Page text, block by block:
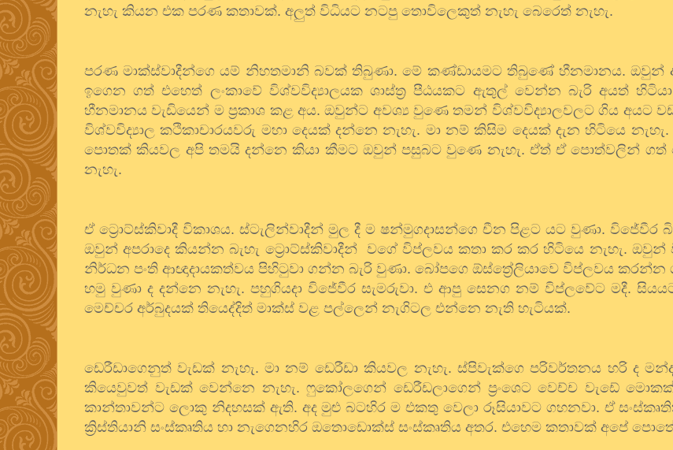
නැහැ කියන එක පරණ කතාවක්. අලුත් විධියට නටපු තොවිලෙකුත් නැහැ බෙරෙත් නැහැ.
පරණ මාක්ස්වාදීන්ගෙ යම් නිහතමානි බවක් තිබුණා.මේ කණ්ඩායමට තිබුණේ හීනමානය.ඔවුන්
ඉගෙන ගත් එහෙත් ලංකාවේ විශ්වවිද්‍යාලයක ශාස්ත්‍ර පීඨයකට ඇතුල් වෙන්න බැරි අයත් හිටියා
හීනමානය වැඩියෙන් ම ප්‍රකාශ කළ අය.ඔවුන්ට අවශ්‍ය වුණෙ තමන් විශ්වවිද්‍යාලවලට ගිය අයට
විශ්වවිද්‍යාල කථිකාචාරයවරු මහා දෙයක් දන්නෙ නැහැ. මා නම් කිසිම දෙයක් දැන හිටියෙ නැහැ.
පොතක් කියවල අපි තමයි දන්නෙ කියා කීමට ඔවුන් පසුබට වුණෙ නැහැ. ඒත් ඒ පොත්වලින් ගත්
නැහැ.
ඒ ට්‍රොට්ස්කිවාදී විකාශය. ස්ටැලින්වාදීන් මුල දී ම ෂන්මුගදාසන්ගෙ චීන පිළට යට වුණා.විජේවීර
ඔවුන් අපරාදෙ කියන්න බැහැ ට්‍රොට්ස්කිවාදීන් වගේ විප්ලවය කතා කර කර හිටියෙ නැහැ. ඔවුන්
නිර්ධන පංති ආඥාදායකත්වය පිහිටුවා ගන්න බැරි වුණා. බෝපගෙ ඕස්ත්‍රේලියාවෙ විප්ලවය කරන්න
හමු වුණා ද දන්නෙ නැහැ. පහුගියදා විජේවීර සැමරුවා. එ ආපු සෙනග නම් විප්ලවේට මදී.
මෙච්චර අර්බුදයක් තියෙද්දිත් මාක්ස් වළ පල්ලෙන් නැගිටල එන්නෙ නැති හැටියක්.
ඩෙරීඩාගෙනුත් වැඩක් නැහැ.මා නම් ඩෙරීඩා කියවල නැහැ. ස්පිවැක්ගෙ පරිවර්තනය හරි ද
කියෙවුවත් වැඩක් වෙන්නෙ නැහැ.ෆුකෝලගෙන් ඩෙරීඩලාගෙන් ප්‍රංශෙට වෙච්ච වැඩේ
කාන්තාවන්ට ලොකු නිදහසක් ඇති. අද මුළු බටහිර ම එකතු වෙලා රූසියාවට ගහනවා. ඒ
ක්‍රිස්තියානි සංස්කෘතිය හා නැගෙනහිර ඔතොඩොක්ස් සංස්කෘතිය අතර. එහෙම කතාවක් අපේ